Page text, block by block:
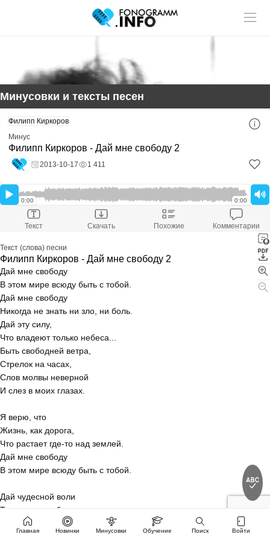
Главная Новинки Минусовки Обучение Поиск Войти
Минусовки и тексты песен
Филипп Киркоров
Минус
Филипп Киркоров - Дай мне свободу 2
2013-10-17 1 411
0:00 0:00
Текст Скачать Похожие Комментарии
Текст (слова) песни
Филипп Киркоров - Дай мне свободу 2
Дай мне свободу
В этом мире всюду быть с тобой.
Дай мне свободу
Никогда не знать ни зло, ни боль.
Дай эту силу,
Что владеют только небеса...
Быть свободней ветра,
Стрелок на часах,
Слов молвы неверной
И слез в моих глазах.
Я верю, что
Жизнь, как дорога,
Что растает где-то над землей.
Дай мне свободу
В этом мире всюду быть с тобой.
Дай чудесной воли
Так, как ты любить,
Больше отдавать
Скачать минусовку
Филипп Киркоров - Дай мне свободу 2
Скачали:1 411
Расширение файла:mp3
Скачать минус
Оставить комментарий